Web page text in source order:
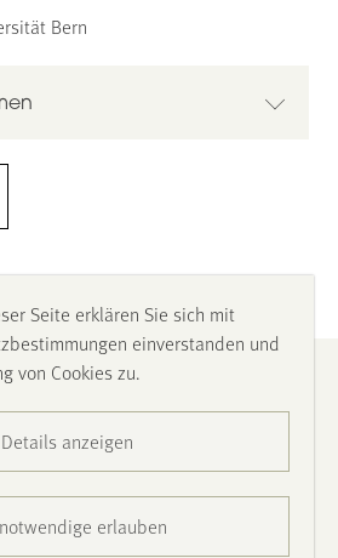
Bern
Fakultät
about_us/the_institute/
Seite erklären Sie sich mit
einverstanden und
von Cookies zu.
Details anzeigen
erlauben